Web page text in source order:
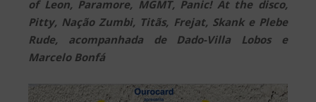
of Leon, Paramore, MGMT, Panic! At the disco,
Pitty, Nação Zumbi, Titãs, Frejat, Skank e Plebe
Rude, acompanhada de Dado-Villa Lobos e
Marcelo Bonfá